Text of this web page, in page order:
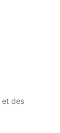
et des